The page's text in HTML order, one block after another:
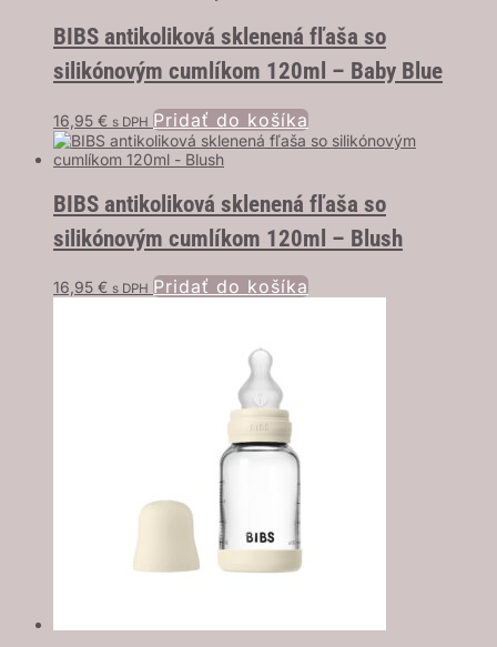
BIBS antikoliková sklenená fľaša so
silikónovým cumlíkom 120ml – Baby Blue
16,95 € s DPH Pridať do košíka
BIBS antikoliková sklenená fľaša so
silikónovým cumlíkom 120ml – Blush
16,95 € s DPH Pridať do košíka